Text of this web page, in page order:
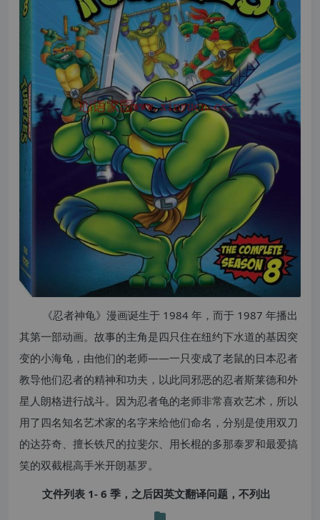
《忍者神龟》漫画诞生于 1984 年，而于 1987 年播出
其第一部动画。故事的主角是四只住在纽约下水道的基因突
变的小海龟，由他们的老师——一只变成了老鼠的日本忍者
教导他们忍者的精神和功夫，以此同邪恶的忍者斯莱德和外
星人朗格进行战斗。因为忍者龟的老师非常喜欢艺术，所以
用了四名知名艺术家的名字来给他们命名，分别是使用双刀
的达芬奇、擅长铁尺的拉斐尔、用长棍的多那泰罗和最爱搞
笑的双截棍高手米开朗基罗。
文件列表 1- 6 季，之后因英文翻译问题，不列出